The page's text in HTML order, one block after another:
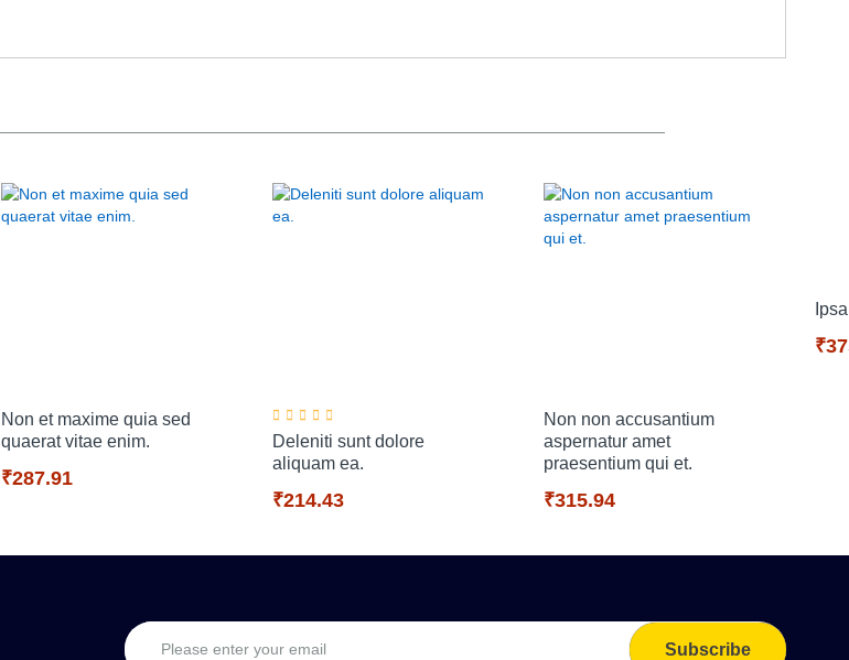
Non et maxime quia sed
quaerat vitae enim.
₹287.91
Deleniti sunt dolore
aliquam ea.
₹214.43
Non non accusantium
aspernatur amet
praesentium qui et.
₹315.94
Subscribe